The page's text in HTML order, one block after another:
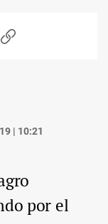
Copiar
| 10:21
por el